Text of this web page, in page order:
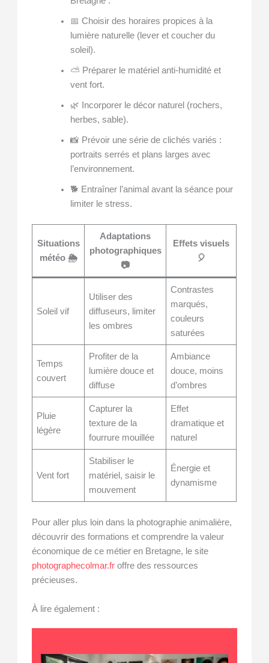
📅 Choisir des horaires propices à la
lumière naturelle (lever et coucher du
soleil).
⛅ Préparer le matériel anti-humidité et
vent fort.
🌿 Incorporer le décor naturel (rochers,
herbes, sable).
📸 Prévoir une série de clichés variés :
portraits serrés et plans larges avec
l’environnement.
🐕 Entraîner l’animal avant la séance pour
limiter le stress.
Situations
météo 🌦️
Adaptations
photographiques
📷
Effets visuels
🎈
Soleil vif
Utiliser des
diffuseurs, limiter
les ombres
Contrastes
marqués,
couleurs
saturées
Temps
couvert
Profiter de la
lumière douce et
diffuse
Ambiance
douce, moins
d’ombres
Pluie
légère
Capturer la
texture de la
fourrure mouillée
Effet
dramatique et
naturel
Vent fort
Stabiliser le
matériel, saisir le
mouvement
Énergie et
dynamisme
Pour aller plus loin dans la photographie animalière,
découvrir des formations et comprendre la valeur
économique de ce métier en Bretagne, le site
photographecolmar.fr offre des ressources
précieuses.
À lire également :